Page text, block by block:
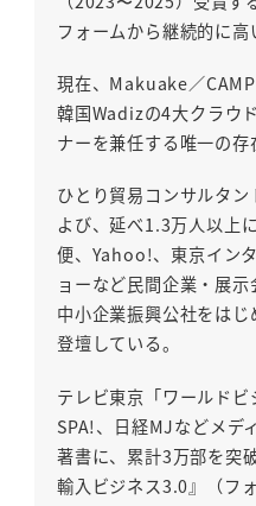
フォームから継続的に高
現在、Makuake／
韓国Wadizの4大クラウ
ナーを兼任する唯一の存
ひとり貿易コンサルタ
よび、延べ1.3万人以上
便、Yahoo!、東京イン
ョーなど民間企業・展
中小企業振興公社をは
登壇している。
テレビ東京「ワールド
SPA!、日経MJなどメデ
著書に、累計3万部を突
輸入ビジネス3.0』（フ